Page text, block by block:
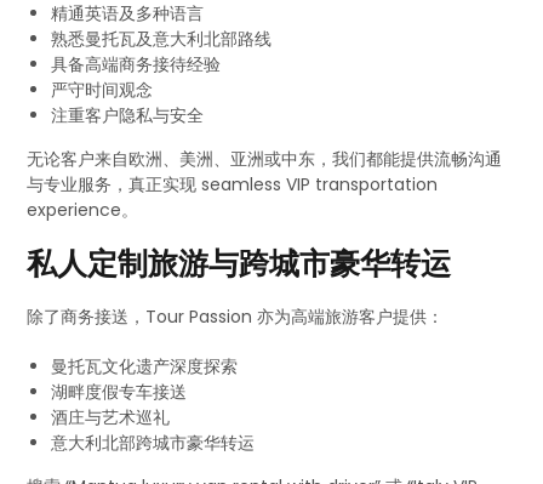
精通英语及多种语言
熟悉曼托瓦及意大利北部路线
具备高端商务接待经验
严守时间观念
注重客户隐私与安全
无论客户来自欧洲、美洲、亚洲或中东，我们都能提供流畅沟通
与专业服务，真正实现 seamless VIP transportation
experience。
私人定制旅游与跨城市豪华转运
除了商务接送，Tour Passion 亦为高端旅游客户提供：
曼托瓦文化遗产深度探索
湖畔度假专车接送
酒庄与艺术巡礼
意大利北部跨城市豪华转运